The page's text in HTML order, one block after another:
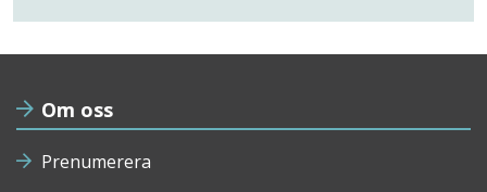
Om oss
Prenumerera